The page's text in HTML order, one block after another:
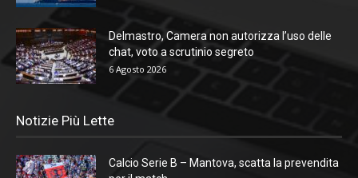
Delmastro, Camera non autorizza l’uso delle
chat, voto a scrutinio segreto
6 Agosto 2026
Notizie Più Lette
Calcio Serie B – Mantova, scatta la prevendita